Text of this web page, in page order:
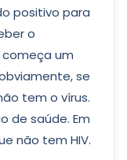
positivo para
o
começa um
se
tem o vírus.
de saúde. Em
não tem HIV.